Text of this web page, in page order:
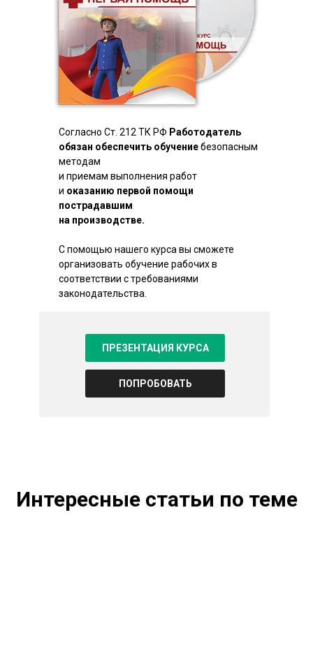
Согласно Ст. 212 ТК РФ Работодатель
обязан обеспечить обучениебезопасным
методам
и приемам выполнения работ
и оказанию первой помощи
пострадавшим
на производстве.
С помощью нашего курса вы сможете
организовать обучение рабочих в
соответствии с требованиями
законодательства.
ПОПРОБОВАТЬ
ПРЕЗЕНТАЦИЯ КУРСА
Интересные статьи по теме